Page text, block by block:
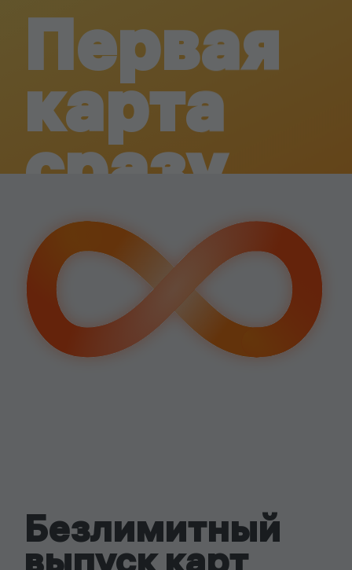
Первая
карта
сразу
после
входа
Быстрый старт
Безлимитный
выпуск карт